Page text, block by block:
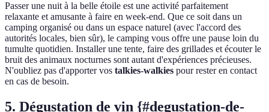
Passer une nuit à la belle étoile est une activité parfaitement
relaxante et amusante à faire en week-end. Que ce soit dans un
camping organisé ou dans un espace naturel (avec l'accord des
autorités locales, bien sûr), le camping vous offre une pause loin du
tumulte quotidien. Installer une tente, faire des grillades et écouter le
bruit des animaux nocturnes sont autant d'expériences précieuses.
N'oubliez pas d'apporter vos talkies-walkies pour rester en contact
en cas de besoin.
5. Dégustation de vin {#degustation-de-